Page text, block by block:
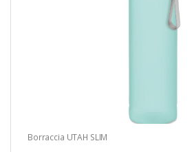
Borraccia UTAH SLIM